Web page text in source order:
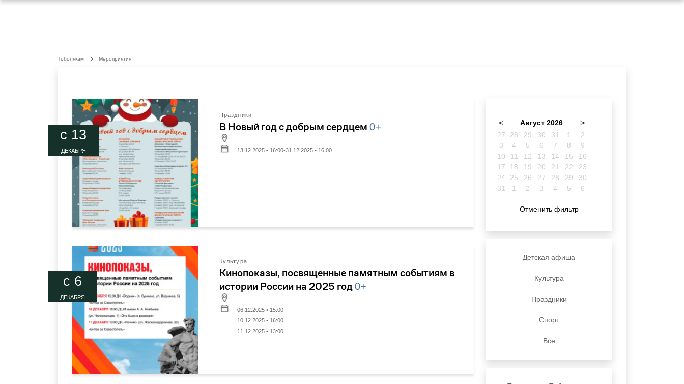
Тоболякам Мероприятия
c 13
ДЕКАБРЯ
Праздники
В Новый год с добрым сердцем 0+
13.12.2025 • 16:00-31.12.2025 • 16:00
c 6
ДЕКАБРЯ
Культура
Кинопоказы, посвященные памятным событиям в
истории России на 2025 год0+
06.12.2025 • 15:00
10.12.2025 • 16:00
11.12.2025 • 13:00
< Август 2026 >
27 28 29 30 31 1
2
3
4 5 6 7 8
9
10
11 12 13 14 15
16
17
18 19 20 21 22
23
24
25 26 27 28 29
30
31
1 2 3 4 5 6
Отменить фильтр
Детская афиша
Культура
Праздники
Спорт
Все